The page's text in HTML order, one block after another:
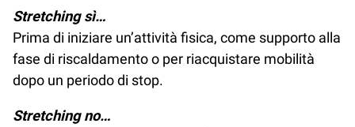
Stretching sì…
Prima di iniziare un’attività fisica, come supporto alla
fase di riscaldamento o per riacquistare mobilità
dopo un periodo di stop.
Stretching no…